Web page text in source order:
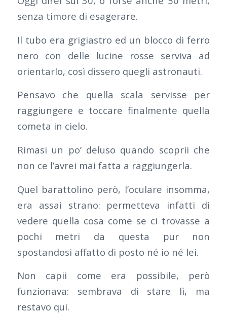
senza timore di esagerare.
Il tubo era grigiastro ed un blocco di ferro
nero con delle lucine rosse serviva ad
orientarlo, così dissero quegli astronauti.
Pensavo che quella scala servisse per
raggiungere e toccare finalmente quella
cometa in cielo.
Rimasi un po’ deluso quando scoprii che
non ce l’avrei mai fatta a raggiungerla.
Quel barattolino però, l’oculare insomma,
era assai strano: permetteva infatti di
vedere quella cosa come se ci trovasse a
pochi metri da questa pur non
spostandosi affatto di posto né io né lei.
Non capii come era possibile, però
funzionava: sembrava di stare lì, ma
restavo qui.